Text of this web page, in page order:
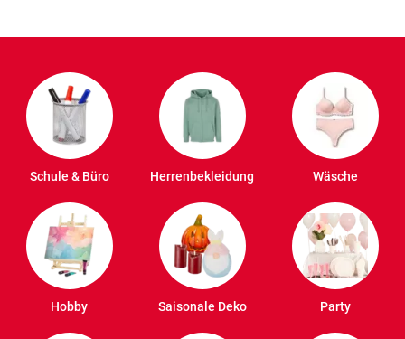
Schule & Büro Herrenbekleidung Wäsche
Hobby Saisonale Deko Party